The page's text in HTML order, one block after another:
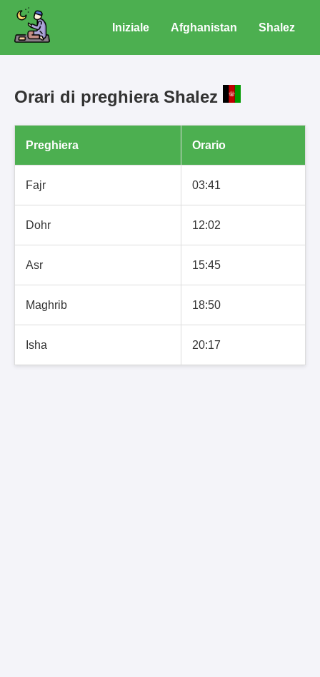
Iniziale Afghanistan Shalez
Orari di preghiera Shalez
Preghiera Orario
Fajr 03:41
Dohr 12:02
Asr 15:45
Maghrib 18:50
Isha 20:17